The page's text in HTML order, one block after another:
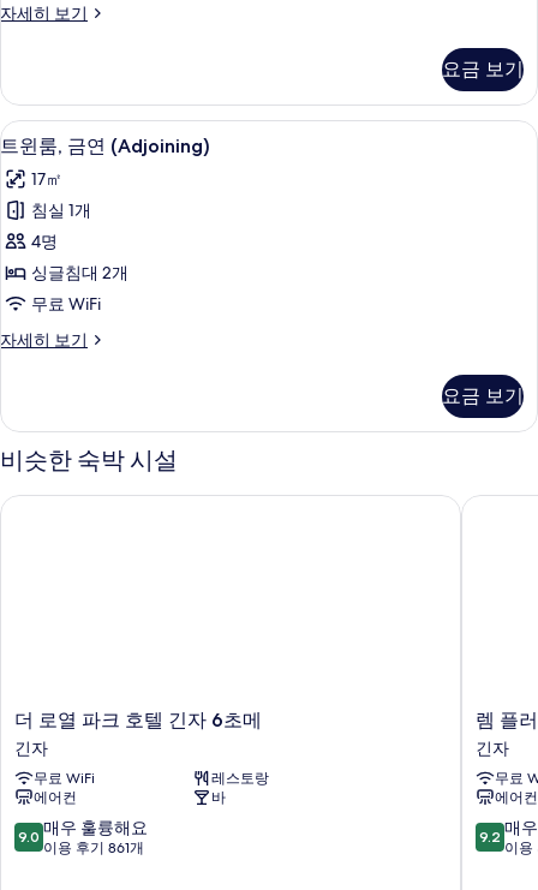
진
두
보
기
자세히 보기
트
금
연
자
히
보
기
요금 보기
트
윈
룸,
금
연
(Adjoining)
사
진
두
기
5
트윈룸, 금연 (Adjoining)
17㎡
침실 1개
4명
싱글침대 2개
무료 WiFi
자세히 보기
트
연
(Adjoining)
자
히
요금 보기
비슷한 숙박 시설
더
로
열
파
크
호
텔
더 로열 파크 호텔 긴자 6초메
긴자
무료 WiFi
레스토랑
에어컨
바
10
점
9.0 매우 훌륭해요
이용 후기 861개
더 로열 파크 호텔 긴자 6초메
렘
플
러
스
긴
자
긴
렘 플
긴자
무료
에어컨
10
점
9.2 매
이용
렘 플러